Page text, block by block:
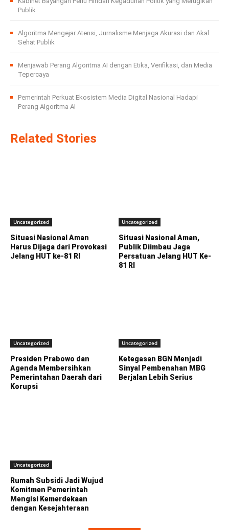
Publik
Algoritma Mengejar Atensi, Jurnalisme Menjaga Akurasi dan Akal
Sehat Publik
Menjawab Perang Algoritma AI dengan Etika, Verifikasi, dan Media
Tepercaya
Pemerintah Perkuat Ekosistem Media Digital Nasional Hadapi
Perang Algoritma AI
Related Stories
Uncategorized
Situasi Nasional Aman
Harus Dijaga dari Provokasi
Jelang HUT ke-81 RI
Uncategorized
Situasi Nasional Aman,
Publik Diimbau Jaga
Persatuan Jelang HUT Ke-
81 RI
Uncategorized
Presiden Prabowo dan
Agenda Membersihkan
Pemerintahan Daerah dari
Korupsi
Uncategorized
Ketegasan BGN Menjadi
Sinyal Pembenahan MBG
Berjalan Lebih Serius
Uncategorized
Rumah Subsidi Jadi Wujud
Komitmen Pemerintah
Mengisi Kemerdekaan
dengan Kesejahteraan